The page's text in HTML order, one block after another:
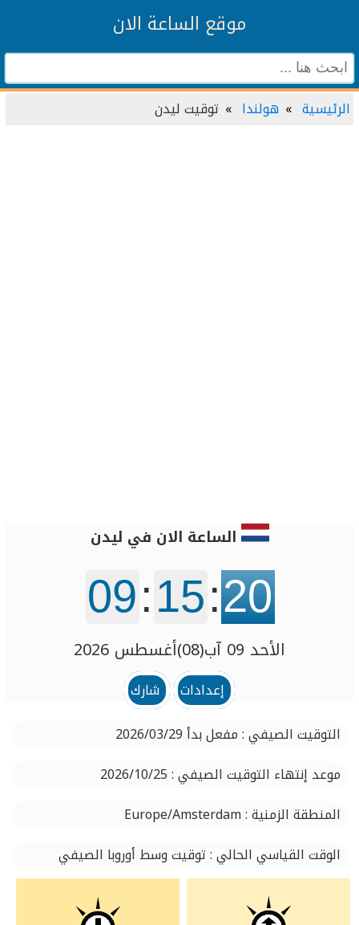
موقع الساعة الان
الرئيسية هولندا توقيت ليدن
الساعة الان في ليدن
09:15:20
الأحد 09 آب(08)أغسطس 2026
إعدادات
شارك
التوقيت الصيفي : مفعل بدأ 2026/03/29
موعد إنتهاء التوقيت الصيفي : 2026/10/25
المنطقة الزمنية : Europe/Amsterdam
الوقت القياسي الحالي : توقيت وسط أوروبا الصيفي